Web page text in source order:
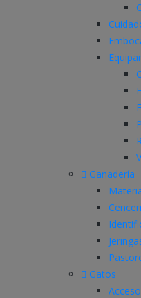
Ganadería
Gatos